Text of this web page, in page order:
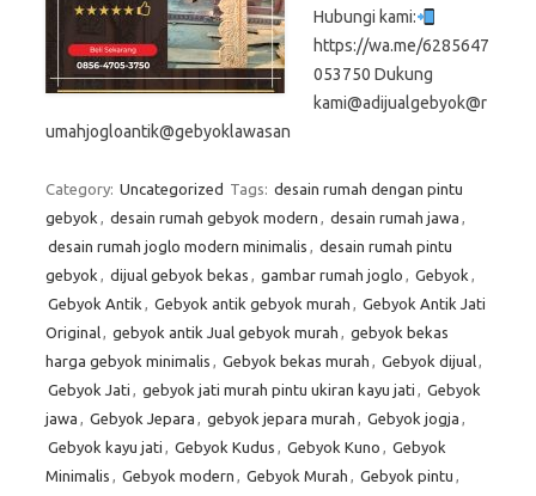
Hubungi kami:
https://wa.me/6285647
053750 Dukung
kami@adijualgebyok@r
umahjogloantik@gebyoklawasan
Category: Uncategorized Tags: desain rumah dengan pintu
gebyok , desain rumah gebyok modern , desain rumah jawa ,
desain rumah joglo modern minimalis , desain rumah pintu
gebyok , dijual gebyok bekas , gambar rumah joglo , Gebyok ,
Gebyok Antik , Gebyok antik gebyok murah , Gebyok Antik Jati
Original, gebyok antik Jual gebyok murah , gebyok bekas
harga gebyok minimalis , Gebyok bekas murah , Gebyok dijual,
Gebyok Jati , gebyok jati murah pintu ukiran kayu jati , Gebyok
jawa , Gebyok Jepara , gebyok jepara murah , Gebyok jogja ,
Gebyok kayu jati , Gebyok Kudus , Gebyok Kuno , Gebyok
Minimalis , Gebyok modern , Gebyok Murah , Gebyok pintu ,